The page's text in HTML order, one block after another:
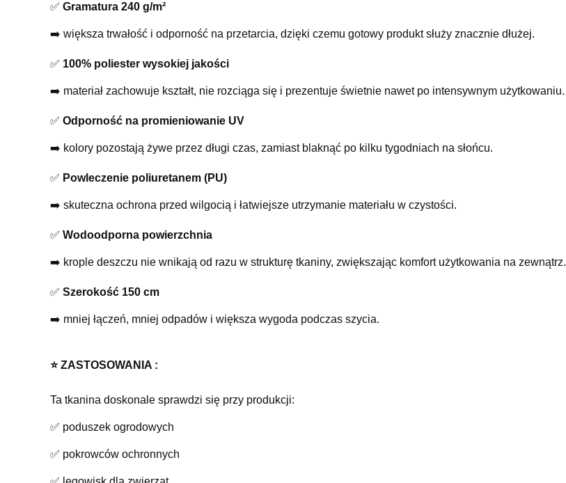
✅ Gramatura 240 g/m²
➡️ większa trwałość i odporność na przetarcia, dzięki czemu gotowy produkt służy znacznie dłużej.
✅ 100% poliester wysokiej jakości
➡️ materiał zachowuje kształt, nie rozciąga się i prezentuje świetnie nawet po intensywnym użytkowaniu.
✅ Odporność na promieniowanie UV
➡️ kolory pozostają żywe przez długi czas, zamiast blaknąć po kilku tygodniach na słońcu.
✅ Powleczenie poliuretanem (PU)
➡️ skuteczna ochrona przed wilgocią i łatwiejsze utrzymanie materiału w czystości.
✅ Wodoodporna powierzchnia
➡️ krople deszczu nie wnikają od razu w strukturę tkaniny, zwiększając komfort użytkowania na zewnątrz.
✅ Szerokość 150 cm
➡️ mniej łączeń, mniej odpadów i większa wygoda podczas szycia.
⭐️ ZASTOSOWANIA :
Ta tkanina doskonale sprawdzi się przy produkcji:
✅ poduszek ogrodowych
✅ pokrowców ochronnych